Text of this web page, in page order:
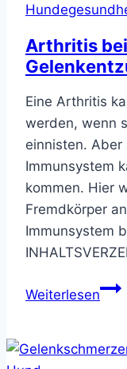
&
Arthritis
Eine Arthritis
werden, wenn
einnisten. Aber
Immunsystem
kommen. Hier
Fremdkörper
Immunsystem
Weiterlesen